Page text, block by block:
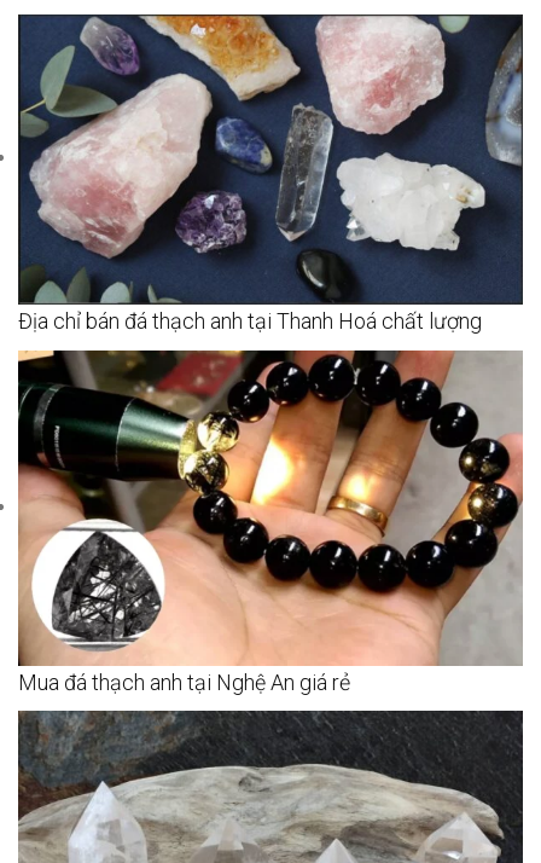
Địa chỉ bán đá thạch anh tại Thanh Hoá chất lượng
Mua đá thạch anh tại Nghệ An giá rẻ